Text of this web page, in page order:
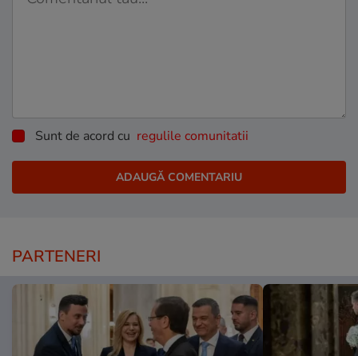
Sunt de acord cu regulile comunitatii
PARTENERI